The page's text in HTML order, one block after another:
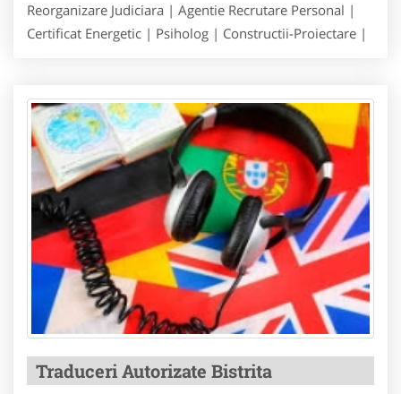
Reorganizare Judiciara | Agentie Recrutare Personal |
Certificat Energetic | Psiholog | Constructii-Proiectare |
Traduceri Autorizate Bistrita